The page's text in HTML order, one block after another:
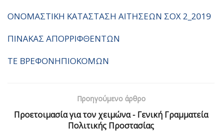
ΟΝΟΜΑΣΤΙΚΗ ΚΑΤΑΣΤΑΣΗ ΑΙΤΗΣΕΩΝ ΣΟΧ 2_2019
ΠΙΝΑΚΑΣ ΑΠΟΡΡΙΦΘΕΝΤΩΝ
ΤΕ ΒΡΕΦΟΝΗΠΙΟΚΟΜΩΝ
Προηγούμενο άρθρο
Προετοιμασία για τον χειμώνα - Γενική Γραμματεία
Πολιτικής Προστασίας